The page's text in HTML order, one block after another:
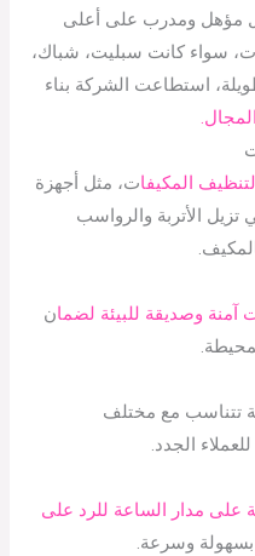
مؤهل ومدرب على أعلى
سواء كانت سبليت، شباك،
استطاعت الشركة بناء
المكيفات، مثل أجهزة
تزيل الأتربة والرواسب
آمنة وصديقة للبيئة لضمان
تتناسب مع مختلف
الجدد.
على مدار الساعة للرد على
بسهولة وسرعة.